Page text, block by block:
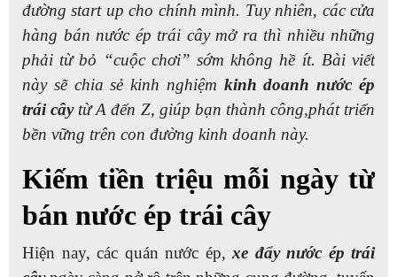
đường start up cho chính mình. Tuy nhiên, các cửa
hàng bán nước ép trái cây mở ra thì nhiều những
phải từ bỏ “cuộc chơi” sớm không hề ít. Bài viết
này sẽ chia sẻ kinh nghiệm kinh doanh nước ép
trái câytừ A đến Z, giúp bạn thành công,phát triển
bền vững trên con đường kinh doanh này.
Kiếm tiền triệu mỗi ngày từ
bán nước ép trái cây
Hiện nay, các quán nước ép, xe đẩy nước ép trái